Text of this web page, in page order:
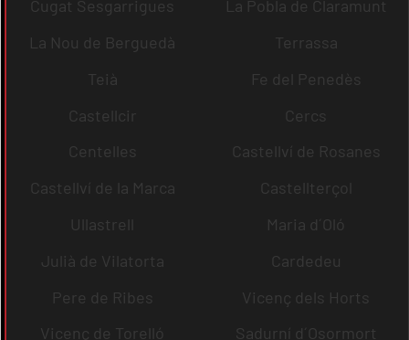
Cugat Sesgarrigues
La Pobla de Claramunt
La Nou de Berguedà
Terrassa
Teià
Fe del Penedès
Castellcir
Cercs
Centelles
Castellví de Rosanes
Castellví de la Marca
Castellterçol
Ullastrell
Maria d´Oló
Julià de Vilatorta
Cardedeu
Pere de Ribes
Vicenç dels Horts
Vicenç de Torelló
Sadurní d´Osormort